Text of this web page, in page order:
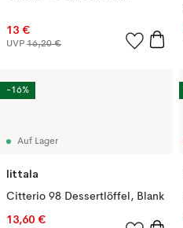
13 €
UVP 16,20 €
Auf Lager
Iittala
Citterio 98 Dessertlöffel, Blank
13,60 €
-16%